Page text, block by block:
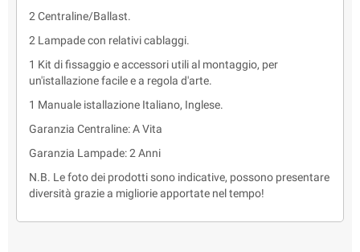
2 Centraline/Ballast.
2 Lampade con relativi cablaggi.
1 Kit di fissaggio e accessori utili al montaggio, per
un'istallazione facile e a regola d'arte.
1 Manuale istallazione Italiano, Inglese.
Garanzia Centraline: A Vita
Garanzia Lampade: 2 Anni
N.B. Le foto dei prodotti sono indicative, possono presentare
diversità grazie a migliorie apportate nel tempo!